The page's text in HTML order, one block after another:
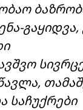
საჩუქრები